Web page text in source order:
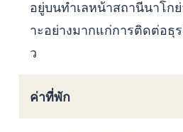
อยู่บนทำเลหน้าสถานีนาโกย่
าะอย่างมากแก่การติดต่อธุ
ว
ค่าที่พัก